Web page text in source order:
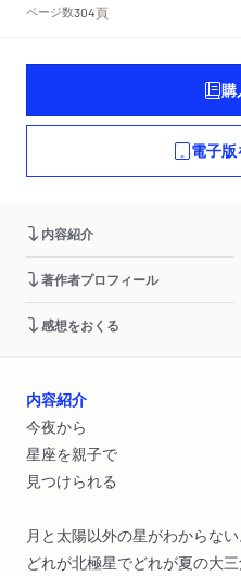
ページ数304頁
購
電子
内容紹介
著作者プロフィール
感想をおくる
内容紹介
今夜から
星座を親子で
見つけられる
月と太陽以外の星がわからない
どれが北極星でどれが夏の大三